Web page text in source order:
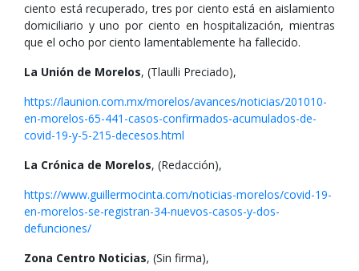
ciento está recuperado, tres por ciento está en aislamiento
domiciliario y uno por ciento en hospitalización, mientras
que el ocho por ciento lamentablemente ha fallecido.
La Unión de Morelos, (Tlaulli Preciado),
https://launion.com.mx/morelos/avances/noticias/201010-
en-morelos-65-441-casos-confirmados-acumulados-de-
covid-19-y-5-215-decesos.html
La Crónica de Morelos, (Redacción),
https://www.guillermocinta.com/noticias-morelos/covid-19-
en-morelos-se-registran-34-nuevos-casos-y-dos-
defunciones/
Zona Centro Noticias, (Sin firma),